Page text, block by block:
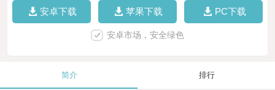
安卓下载 苹果下载 PC下载
安卓市场，安全绿色
简介 排行